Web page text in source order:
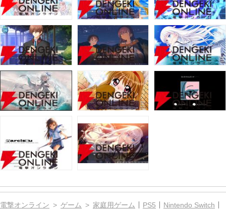
電撃オンライン ゲーム 家庭用ゲーム PS5
Nintendo Switch